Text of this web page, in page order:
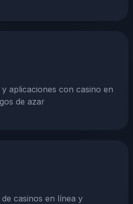
y aplicaciones con casino en
de azar
casinos en línea y